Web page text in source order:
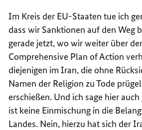
Im Kreis der EU-Staaten tue ich
dass wir Sanktionen auf den Weg
gerade jetzt, wo wir weiter über
Comprehensive Plan of Action
diejenigen im Iran, die ohne
Namen der Religion zu Tode
erschießen. Und ich sage hier
ist keine Einmischung in die
Landes. Nein, hierzu hat sich der